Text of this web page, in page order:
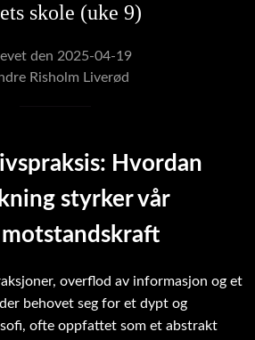
skole (uke 9)
den 2025-04-19
Risholm Liverød
Hvordan
styrker vår
overflod av informasjon og et
behovet seg for et dypt og
ofte oppfattet som et abstrakt